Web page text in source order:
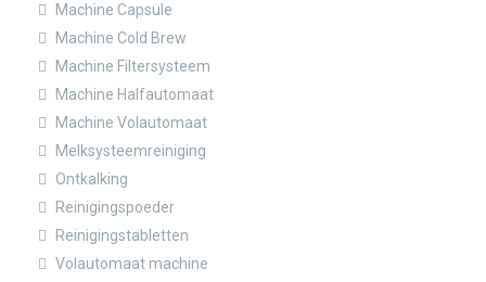
Machine Capsule
Machine Cold Brew
Machine Filtersysteem
Machine Halfautomaat
Machine Volautomaat
Melksysteemreiniging
Ontkalking
Reinigingspoeder
Reinigingstabletten
Volautomaat machine